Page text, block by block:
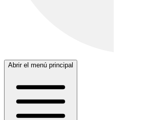
Abrir el menú principal